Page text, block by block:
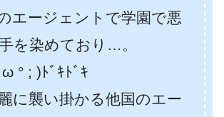
エージェントで学園で悪
を染めており…。
ω ° ; )ﾄﾞｷﾄﾞｷ
に襲い掛かる他国のエー